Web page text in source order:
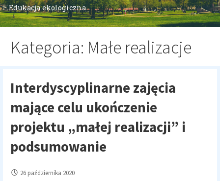
Edukacja ekologiczna
Kategoria: Małe realizacje
Interdyscyplinarne zajęcia
mające celu ukończenie
projektu „małej realizacji” i
podsumowanie
26 października 2020